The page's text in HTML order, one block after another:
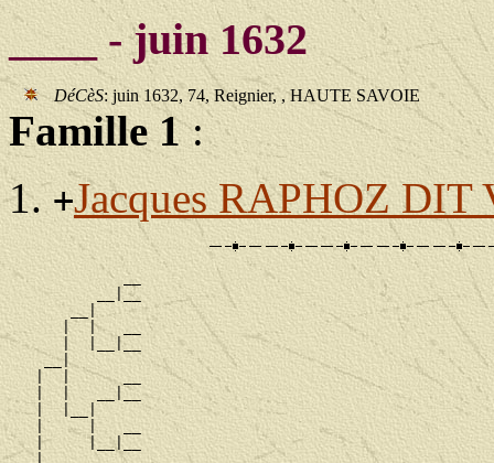
____ - juin 1632
DéCèS: juin 1632, 74, Reignier, , HAUTE SAVOIE
Famille 1:
+Jacques RAPHOZ
             __
          __|__
       __|
      |  |   __
      |  |__|__
    __|
   |  |      __
   |  |   __|__
   |  |__|
   |     |   __
   |     |__|__
__|